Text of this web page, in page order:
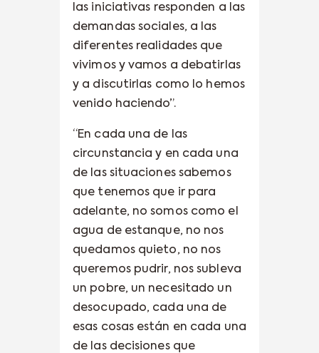
las iniciativas responden a las
demandas sociales, a las
diferentes realidades que
vivimos y vamos a debatirlas
y a discutirlas como lo hemos
venido haciendo”.
“En cada una de las
circunstancia y en cada una
de las situaciones sabemos
que tenemos que ir para
adelante, no somos como el
agua de estanque, no nos
quedamos quieto, no nos
queremos pudrir, nos subleva
un pobre, un necesitado un
desocupado, cada una de
esas cosas están en cada una
de las decisiones que